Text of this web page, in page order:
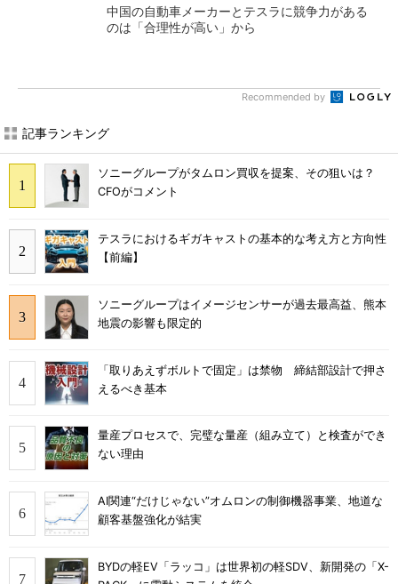
中国の自動車メーカーとテスラに競争力がある
のは「合理性が高い」から
Recommended by
記事ランキング
ソニーグループがタムロン買収を提案、その狙いは？
CFOがコメント
テスラにおけるギガキャストの基本的な考え方と方向性
【前編】
ソニーグループはイメージセンサーが過去最高益、熊本
地震の影響も限定的
「取りあえずボルトで固定」は禁物 締結部設計で押さ
えるべき基本
量産プロセスで、完璧な量産（組み立て）と検査ができ
ない理由
AI関連“だけじゃない”オムロンの制御機器事業、地道な
顧客基盤強化が結実
BYDの軽EV「ラッコ」は世界初の軽SDV、新開発の「X-